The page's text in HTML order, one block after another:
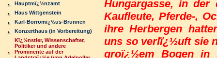
Hauptmï¿½nzamt
Haus Wittgenstein
Karl-Borromï¿½us-Brunnen
Konzerthaus (in Vorbereitung)
Kï¿½nstler, Wissenschafter,
Politiker und andere
Prominente auf der
Hungargasse, in der
Kaufleute, Pferde-,
ihre Herbergen
uns so verlï¿½uft sie
groï¿½em Bogen in